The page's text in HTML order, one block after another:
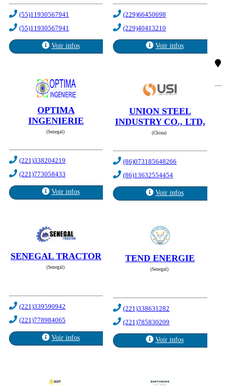
(55)11930567941
(55)11930567941
Voir infos
(229)66450698
(229)40413210
Voir infos
OPTIMA
INGENIERIE
(Senegal)
(221)338204219
(221)773058433
Voir infos
UNION STEEL
INDUSTRY CO., LTD,
(China)
(86)073185648266
(86)13632554454
Voir infos
SENEGAL TRACTOR
(Senegal)
(221)339590942
(221)778984065
Voir infos
TEND ENERGIE
(Senegal)
(221)338631282
(221)785830209
Voir infos